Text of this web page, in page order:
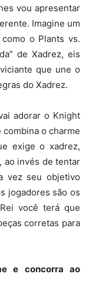
vou apresentar
Imagine um
o Plants vs.
de Xadrez, eis
que une o
do Xadrez.
adorar o Knight
o charme
exige o xadrez,
ao invés de tentar
vez seu objetivo
jogadores são os
você terá que
corretas para
e concorra ao